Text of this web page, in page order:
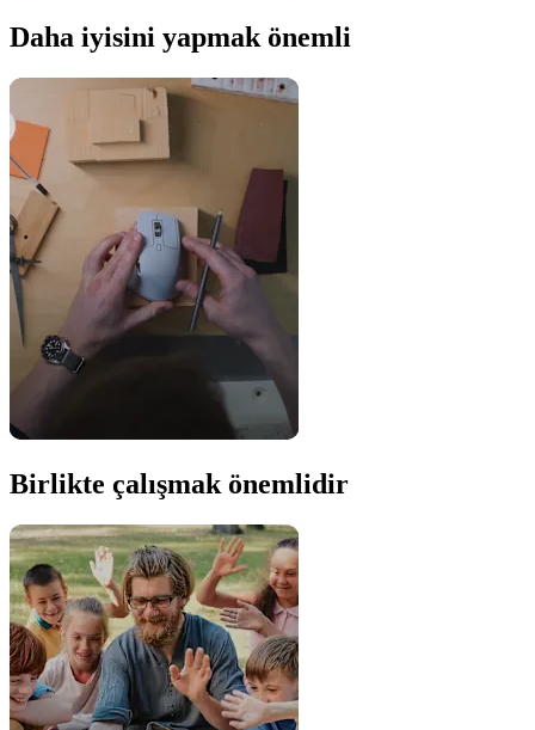
Daha iyisini yapmak önemli
Birlikte çalışmak önemlidir